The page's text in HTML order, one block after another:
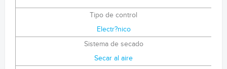
Tipo de control
Electr?nico
Sistema de secado
Secar al aire